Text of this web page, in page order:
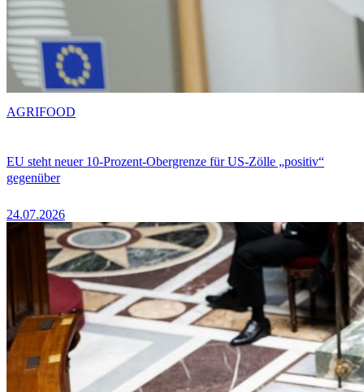
EU steht neuer 10-Prozent-Obergrenze für US-Zölle „positiv“
gegenüber
24.07.2026
AGRIFOOD